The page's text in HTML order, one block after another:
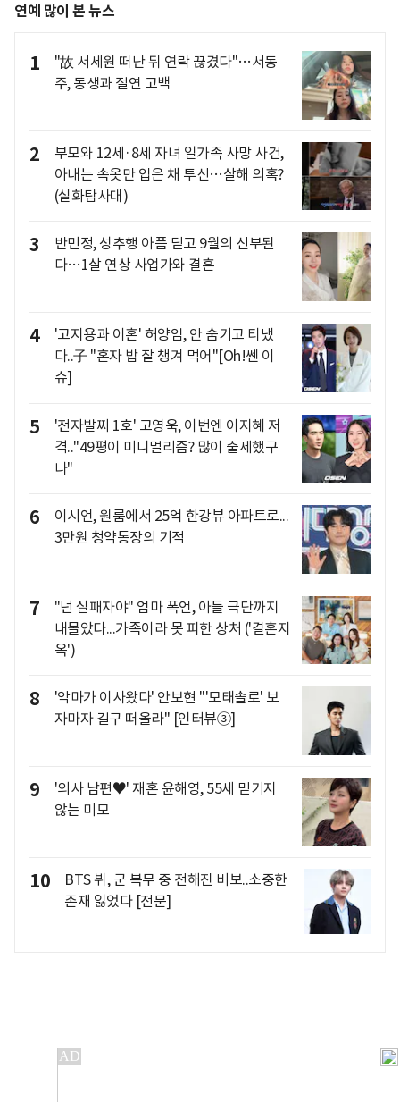
연예 많이 본 뉴스
1
"故 서세원 떠난 뒤 연락 끊겼다"…서동
주, 동생과 절연 고백
2
부모와 12세·8세 자녀 일가족 사망 사건,
아내는 속옷만 입은 채 투신…살해 의혹?
(실화탐사대)
3
반민정, 성추행 아픔 딛고 9월의 신부된
다…1살 연상 사업가와 결혼
4
'고지용과 이혼' 허양임, 안 숨기고 티냈
다..子 "혼자 밥 잘 챙겨 먹어"[Oh!쎈 이
슈]
5
'전자발찌 1호' 고영욱, 이번엔 이지혜 저
격.."49평이 미니멀리즘? 많이 출세했구
나"
6
이시언, 원룸에서 25억 한강뷰 아파트로...
3만원 청약통장의 기적
7
"넌 실패자야" 엄마 폭언, 아들 극단까지
내몰았다...가족이라 못 피한 상처 ('결혼지
옥')
8
'악마가 이사왔다' 안보현 "'모태솔로' 보
자마자 길구 떠올라" [인터뷰③]
9
'의사 남편♥' 재혼 윤해영, 55세 믿기지
않는 미모
10
BTS 뷔, 군 복무 중 전해진 비보..소중한
존재 잃었다 [전문]